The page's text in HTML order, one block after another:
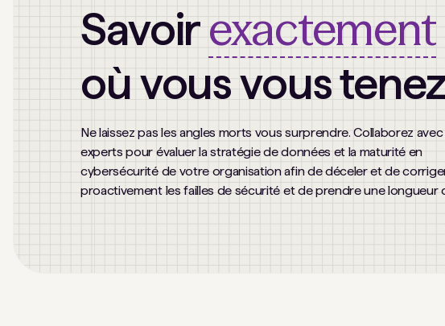
Savoirexactement
où vous vous tenez
Ne laissez pas les angles morts vous surprendre. Collaborez
experts pour évaluer la stratégie de données et la maturité en
cybersécurité de votre organisation afin de déceler et de
proactivement les failles de sécurité et de prendre une longueur